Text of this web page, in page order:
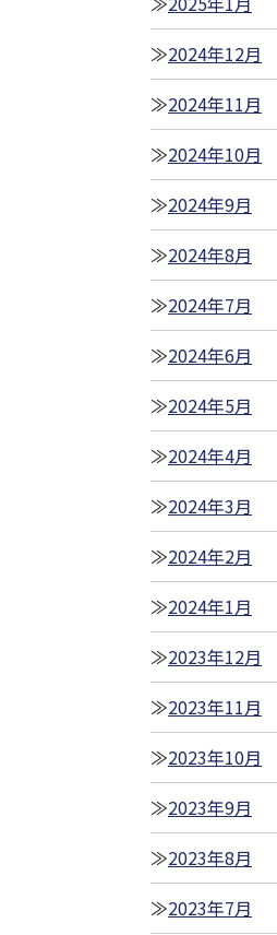
2024年12月
2024年11月
2024年10月
2024年9月
2024年8月
2024年7月
2024年6月
2024年5月
2024年4月
2024年3月
2024年2月
2024年1月
2023年12月
2023年11月
2023年10月
2023年9月
2023年8月
2023年7月